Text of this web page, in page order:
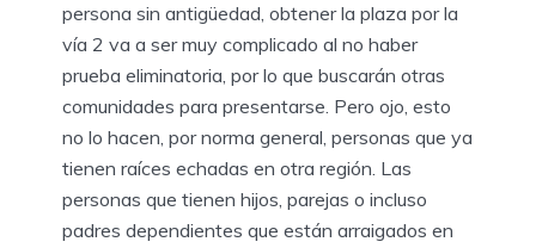
persona sin antigüedad, obtener la plaza por la
vía 2 va a ser muy complicado al no haber
prueba eliminatoria, por lo que buscarán otras
comunidades para presentarse. Pero ojo, esto
no lo hacen, por norma general, personas que ya
tienen raíces echadas en otra región. Las
personas que tienen hijos, parejas o incluso
padres dependientes que están arraigados en